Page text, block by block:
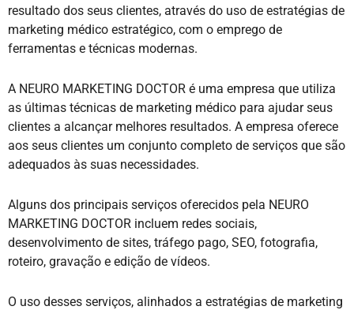
resultado dos seus clientes, através do uso de estratégias de
marketing médico estratégico, com o emprego de
ferramentas e técnicas modernas.
A NEURO MARKETING DOCTOR é uma empresa que utiliza
as últimas técnicas de marketing médico para ajudar seus
clientes a alcançar melhores resultados. A empresa oferece
aos seus clientes um conjunto completo de serviços que são
adequados às suas necessidades.
Alguns dos principais serviços oferecidos pela NEURO
MARKETING DOCTOR incluem redes sociais,
desenvolvimento de sites, tráfego pago, SEO, fotografia,
roteiro, gravação e edição de vídeos.
O uso desses serviços, alinhados a estratégias de marketing